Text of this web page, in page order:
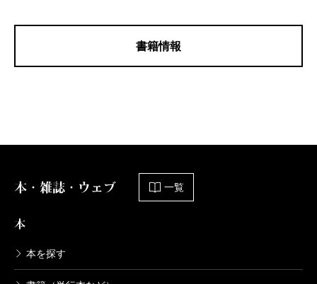
書籍情報
本・雑誌・ウェブ 一覧
本
本を探す